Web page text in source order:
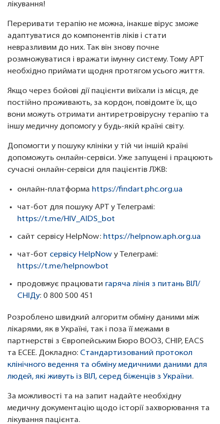
лікування!
Переривати терапію не можна, інакше вірус зможе
адаптуватися до компонентів ліків і стати
невразливим до них. Так він знову почне
розмножуватися і вражати імунну систему. Тому АРТ
необхідно приймати щодня протягом усього життя.
Якщо через бойові дії пацієнти виїхали із місця, де
постійно проживають, за кордон, повідомте їх, що
вони можуть отримати антиретровірусну терапію та
іншу медичну допомогу у будь-якій країні світу.
Допомогти у пошуку клініки у тій чи іншій країні
допоможуть онлайн-сервіси. Уже запущені і працюють
сучасні онлайн-сервіси для пацієнтів ЛЖВ:
онлайн-платформа https://findart.phc.org.ua
чат-бот для пошуку АРТ у Телеграмі:
https://t.me/HIV_AIDS_bot
сайт сервісу HelpNow: https://helpnow.aph.org.ua
чат-бот сервісу HelpNow у Телеграмі:
https://t.me/helpnowbot
продовжує працювати гаряча лінія з питань ВІЛ/
СНІДу: 0 800 500 451
Розроблено швидкий алгоритм обміну даними між
лікарями, як в Україні, так і поза її межами в
партнерстві з Європейським Бюро ВООЗ, CHIP, EACS
та ECEE. Докладно: Стандартизований протокол
клінічного ведення та обміну медичними даними для
людей, які живуть із ВІЛ, серед біженців з України.
За можливості та на запит надайте необхідну
медичну документацію щодо історії захворювання та
лікування пацієнта.